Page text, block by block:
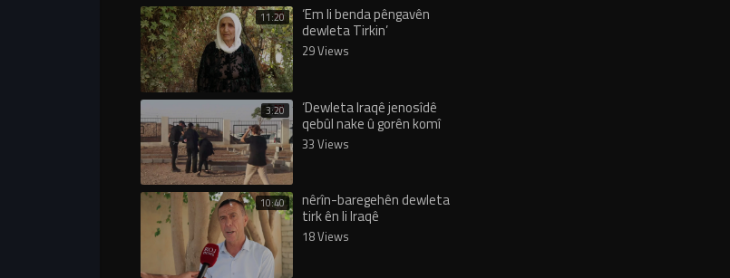
11:20 ‘Em li benda pêngavên
dewleta Tirkin’
29 Views
3:20 ‘Dewleta Iraqê jenosîdê
qebûl nake û gorên komî
venake’
33 Views
10:40 nêrîn-baregehên dewleta
tirk ên li Iraqê
18 Views